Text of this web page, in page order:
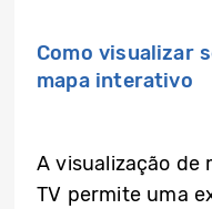
Como visualizar
mapa interativo
A visualização de
TV permite uma